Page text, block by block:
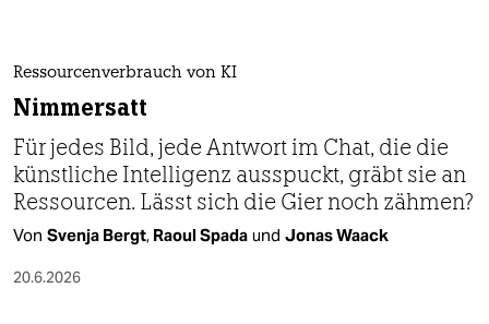
Ressourcenverbrauch von KI
Nimmersatt
Für jedes Bild, jede Antwort im Chat, die die
künstliche Intelligenz ausspuckt, gräbt sie an
Ressourcen. Lässt sich die Gier noch zähmen?
Von Svenja Bergt, Raoul Spada und Jonas Waack
20.6.2026